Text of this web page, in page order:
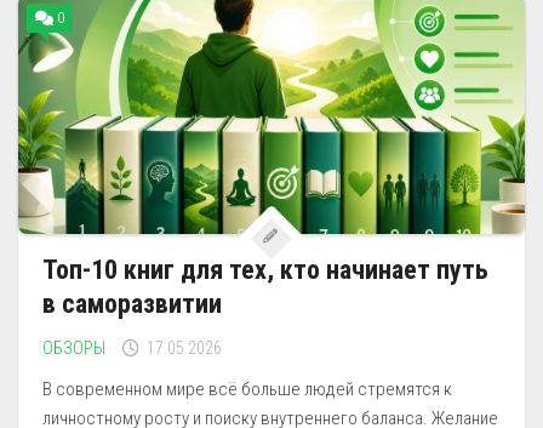
0
Топ-10 книг для тех, кто начинает путь
в саморазвитии
ОБЗОРЫ 17.05.2026
В современном мире всё больше людей стремятся к
личностному росту и поиску внутреннего баланса. Желание